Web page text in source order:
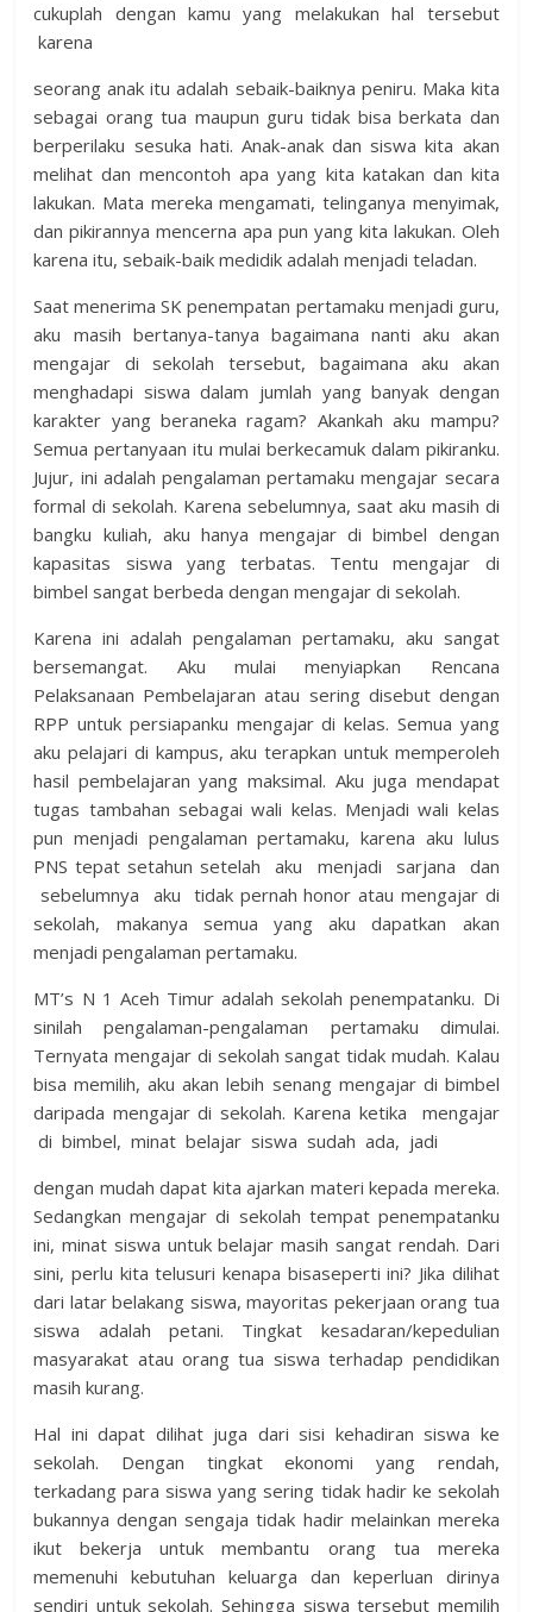
cukuplah dengan kamu yang melakukan hal tersebut
karena
seorang anak itu adalah sebaik-baiknya peniru. Maka kita
sebagai orang tua maupun guru tidak bisa berkata dan
berperilaku sesuka hati. Anak-anak dan siswa kita akan
melihat dan mencontoh apa yang kita katakan dan kita
lakukan. Mata mereka mengamati, telinganya menyimak,
dan pikirannya mencerna apa pun yang kita lakukan. Oleh
karena itu, sebaik-baik medidik adalah menjadi teladan.
Saat menerima SK penempatan pertamaku menjadi guru,
aku masih bertanya-tanya bagaimana nanti aku akan
mengajar di sekolah tersebut, bagaimana aku akan
menghadapi siswa dalam jumlah yang banyak dengan
karakter yang beraneka ragam? Akankah aku mampu?
Semua pertanyaan itu mulai berkecamuk dalam pikiranku.
Jujur, ini adalah pengalaman pertamaku mengajar secara
formal di sekolah. Karena sebelumnya, saat aku masih di
bangku kuliah, aku hanya mengajar di bimbel dengan
kapasitas siswa yang terbatas. Tentu mengajar di
bimbel sangat berbeda dengan mengajar di sekolah.
Karena ini adalah pengalaman pertamaku, aku sangat
bersemangat. Aku mulai menyiapkan Rencana
Pelaksanaan Pembelajaran atau sering disebut dengan
RPP untuk persiapanku mengajar di kelas. Semua yang
aku pelajari di kampus, aku terapkan untuk memperoleh
hasil pembelajaran yang maksimal. Aku juga mendapat
tugas tambahan sebagai wali kelas. Menjadi wali kelas
pun menjadi pengalaman pertamaku, karena aku lulus
PNS tepat setahun setelah aku menjadi sarjana dan
sebelumnya aku tidak pernah honor atau mengajar di
sekolah, makanya semua yang aku dapatkan akan
menjadi pengalaman pertamaku.
MT’s N 1 Aceh Timur adalah sekolah penempatanku. Di
sinilah pengalaman-pengalaman pertamaku dimulai.
Ternyata mengajar di sekolah sangat tidak mudah. Kalau
bisa memilih, aku akan lebih senang mengajar di bimbel
daripada mengajar di sekolah. Karena ketika mengajar
di bimbel, minat belajar siswa sudah ada, jadi
dengan mudah dapat kita ajarkan materi kepada mereka.
Sedangkan mengajar di sekolah tempat penempatanku
ini, minat siswa untuk belajar masih sangat rendah. Dari
sini, perlu kita telusuri kenapa bisaseperti ini? Jika dilihat
dari latar belakang siswa, mayoritas pekerjaan orang tua
siswa adalah petani. Tingkat kesadaran/kepedulian
masyarakat atau orang tua siswa terhadap pendidikan
masih kurang.
Hal ini dapat dilihat juga dari sisi kehadiran siswa ke
sekolah. Dengan tingkat ekonomi yang rendah,
terkadang para siswa yang sering tidak hadir ke sekolah
bukannya dengan sengaja tidak hadir melainkan mereka
ikut bekerja untuk membantu orang tua mereka
memenuhi kebutuhan keluarga dan keperluan dirinya
sendiri untuk sekolah. Sehingga siswa tersebut memilih